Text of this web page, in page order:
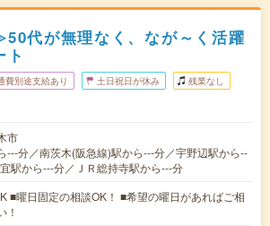
代が無理なく、なが～く活躍
ト
費別途支給あり 土日祝日が休み 残業なし
市
---分／南茨木(阪急線)駅から---分／宇野辺駅から--
駅から---分／ＪＲ総持寺駅から---分
■曜日固定の相談OK！ ■希望の曜日があればご相
！